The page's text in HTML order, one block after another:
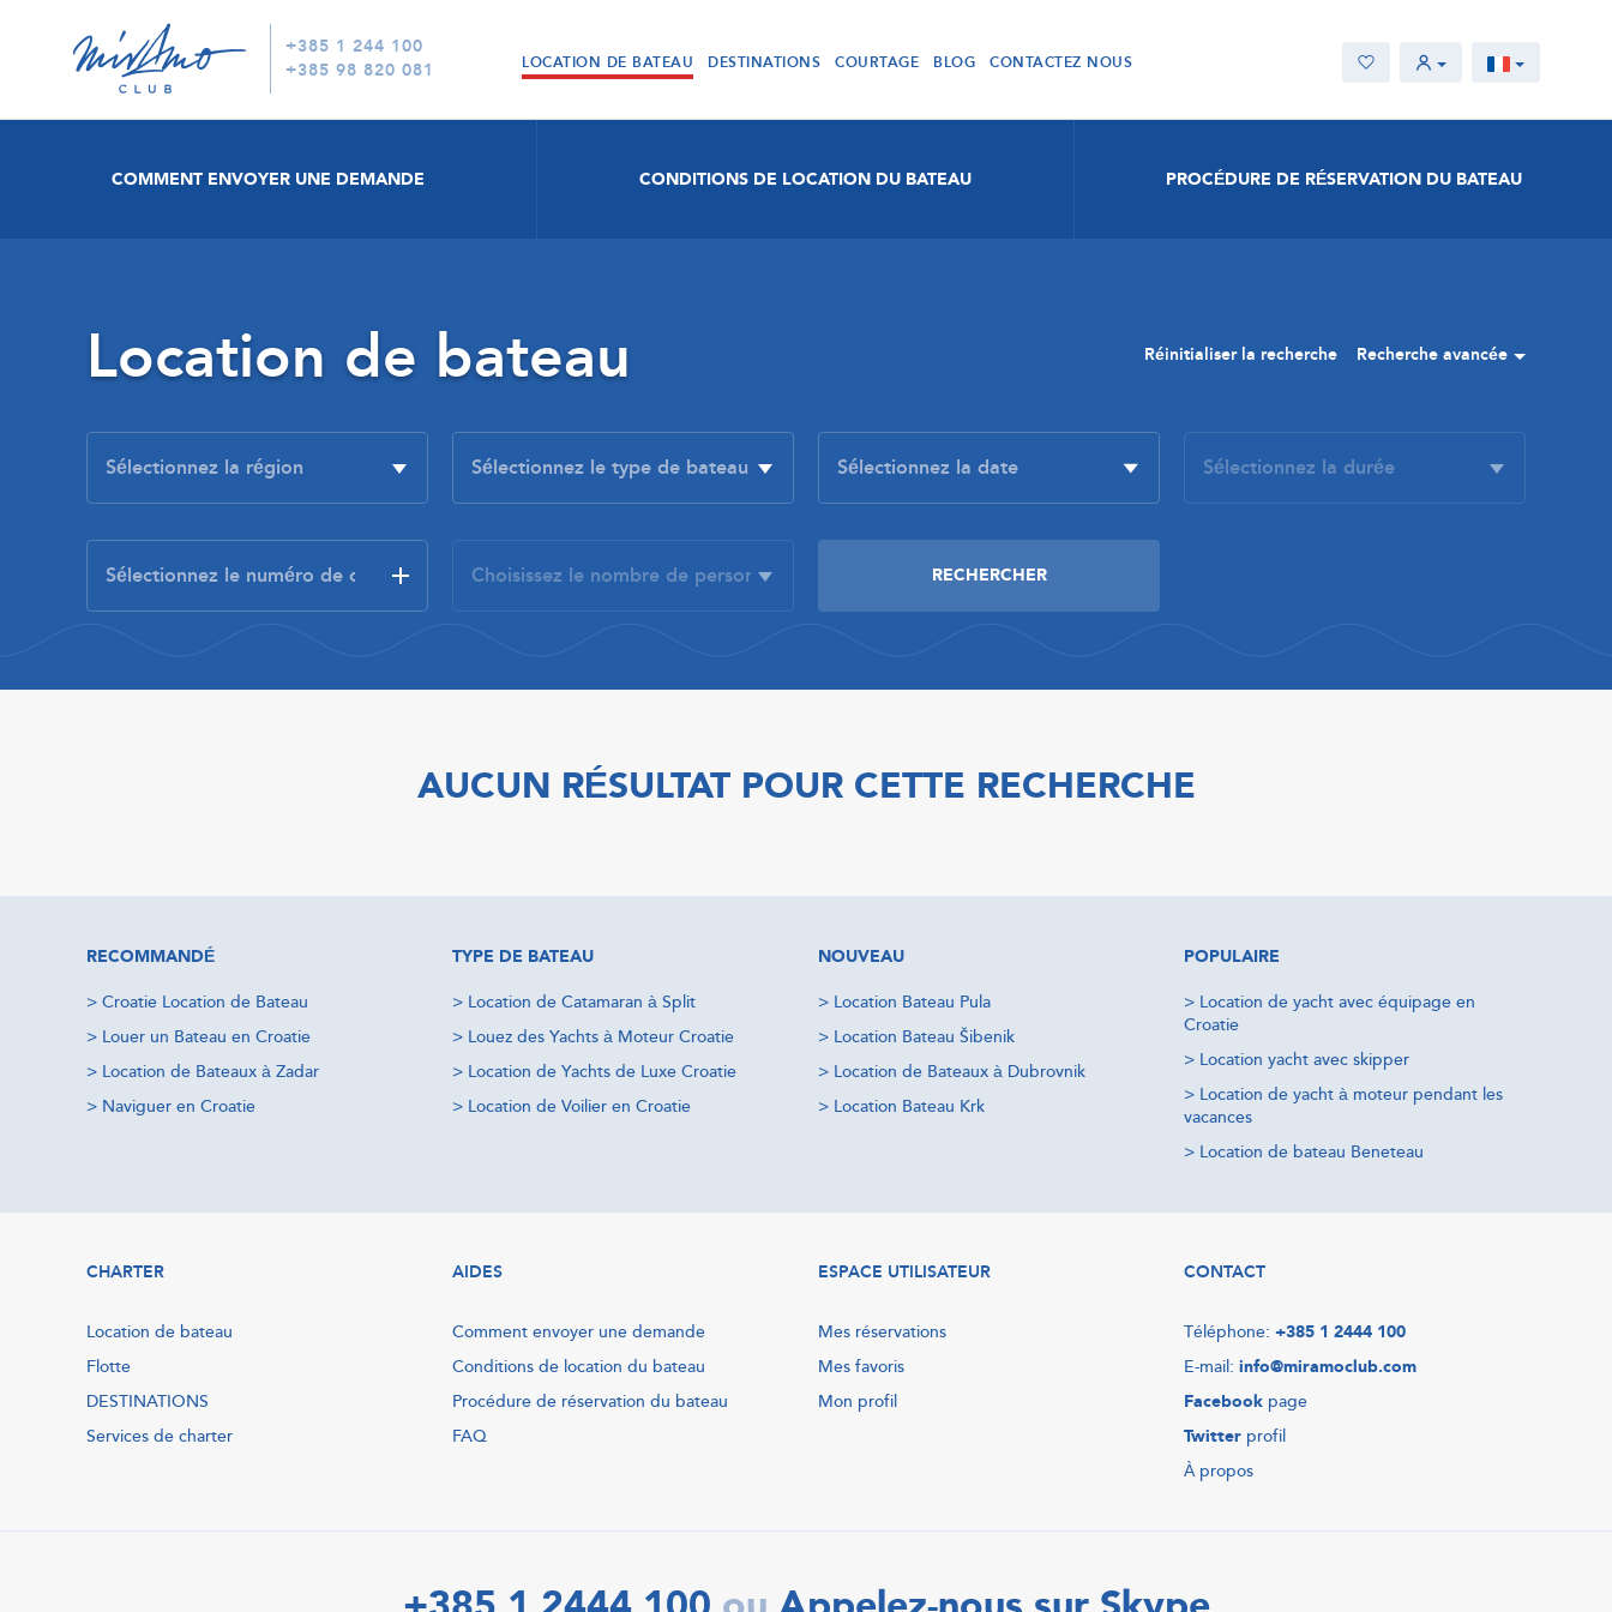
+385 1 244 100
+385 98 820 081
LOCATION DE BATEAU DESTINATIONS COURTAGE BLOG CONTACTEZ NOUS
COMMENT ENVOYER UNE DEMANDE CONDITIONS DE LOCATION DU BATEAU PROCÉDURE DE RÉSERVATION DU BATEAU
Location de bateau Réinitialiser la recherche Recherche avancée
AUCUN RÉSULTAT POUR CETTE RECHERCHE
RECOMMANDÉ
> Croatie Location de Bateau
> Louer un Bateau en Croatie
> Location de Bateaux à Zadar
> Naviguer en Croatie
TYPE DE BATEAU
> Location de Catamaran à Split
> Louez des Yachts à Moteur Croatie
> Location de Yachts de Luxe Croatie
> Location de Voilier en Croatie
NOUVEAU
> Location Bateau Pula
> Location Bateau Šibenik
> Location de Bateaux à Dubrovnik
> Location Bateau Krk
POPULAIRE
> Location de yacht avec équipage en
Croatie
> Location yacht avec skipper
> Location de yacht à moteur pendant les
vacances
> Location de bateau Beneteau
CHARTER
Location de bateau
Flotte
DESTINATIONS
Services de charter
AIDES
Comment envoyer une demande
Conditions de location du bateau
Procédure de réservation du bateau
FAQ
ESPACE UTILISATEUR
Mes réservations
Mes favoris
Mon profil
CONTACT
Téléphone: +385 1 2444 100
E-mail: info@miramoclub.com
Facebook page
Twitter profil
À propos